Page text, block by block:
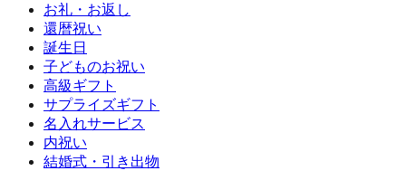
お礼・お返し
還暦祝い
誕生日
子どものお祝い
高級ギフト
サプライズギフト
名入れサービス
内祝い
結婚式・引き出物